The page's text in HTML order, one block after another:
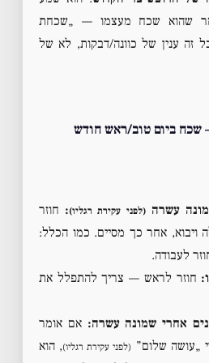
שהוא שכח מעצמו — „שכחת
זה ענין של כוונה/דבקות, לא של
שכח ביום טוב/ראש חודש
עשרה(לפני עקירת רגליו): חוזר
ויבוא, אחר כך מסיים. כמו הכלל:
לעבודה.
חוזר לראש — צריך להתפלל את
אחרי שמונה עשרה: אם אומר
„עושה שלום” (לפני עקירת רגליו), הוא